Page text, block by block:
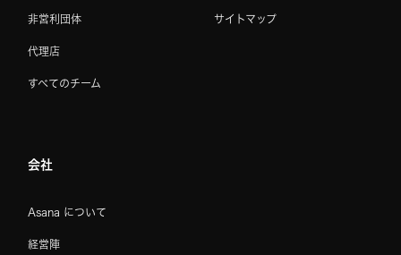
非営利団体
代理店
すべてのチーム
サイトマップ
会社
Asana について
経営陣